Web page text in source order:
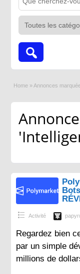
Home » Annonces
Activité
Regardez bien
par un simple
millions de